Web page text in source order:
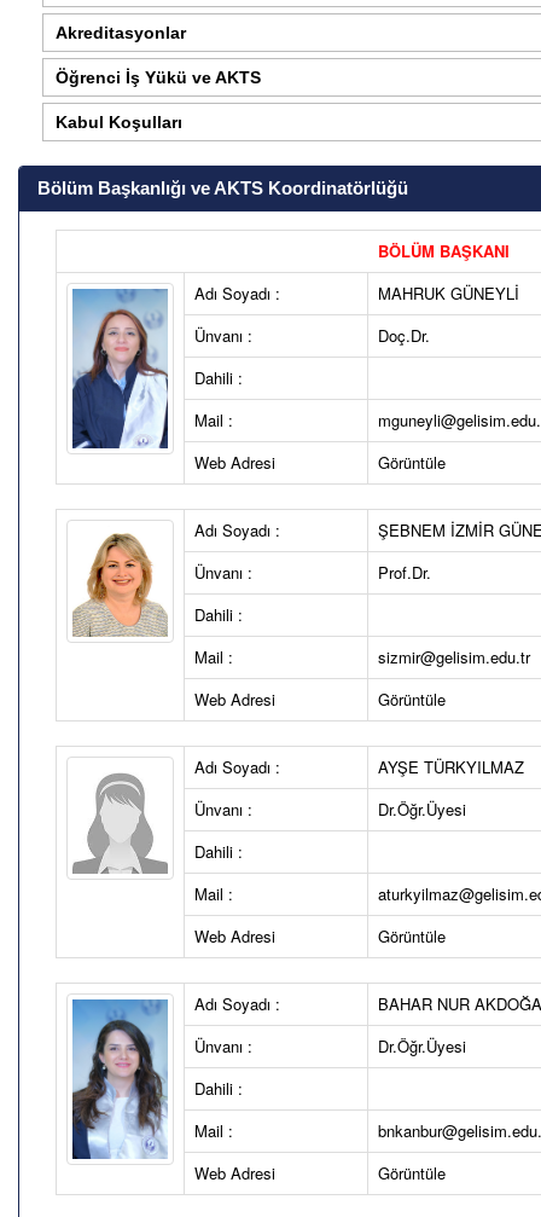
Akreditasyonlar
Öğrenci İş Yükü ve AKTS
Kabul Koşulları
Bölüm Başkanlığı ve AKTS Koordinatörlüğü
BÖLÜM BAŞKANI
Adı Soyadı :
MAHRUK GÜNEYLİ
Ünvanı :
Doç.Dr.
Dahili :
Mail :
Web Adresi
Görüntüle
Adı Soyadı :
ŞEBNEM İZMİR
Ünvanı :
Prof.Dr.
Dahili :
Mail :
sizmir@gelisim.edu.tr
Web Adresi
Görüntüle
Adı Soyadı :
AYŞE TÜRKYILMAZ
Ünvanı :
Dr.Öğr.Üyesi
Dahili :
Mail :
Web Adresi
Görüntüle
Adı Soyadı :
BAHAR NUR
Ünvanı :
Dr.Öğr.Üyesi
Dahili :
Mail :
Web Adresi
Görüntüle